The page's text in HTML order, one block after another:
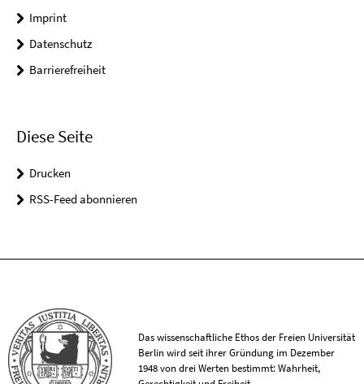
Imprint
Datenschutz
Barrierefreiheit
Diese Seite
Drucken
RSS-Feed abonnieren
Das wissenschaftliche Ethos der Freien Universität
Berlin wird seit ihrer Gründung im Dezember
1948 von drei Werten bestimmt: Wahrheit,